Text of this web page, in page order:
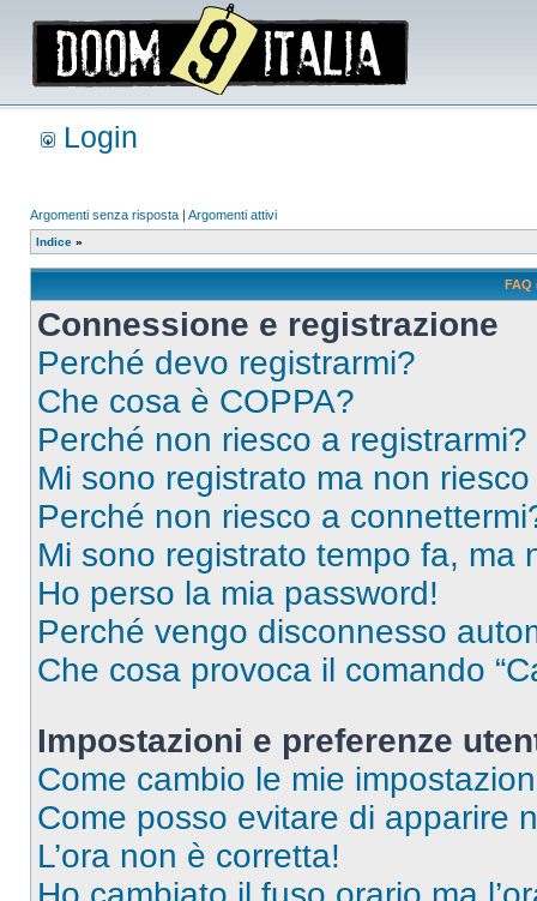
Login
Argomenti senza risposta | Argomenti attivi
Indice »
FAQ
Connessione e registrazione
Perché devo registrarmi?
Che cosa è COPPA?
Perché non riesco a registrarmi?
Mi sono registrato ma non
Perché non riesco a
Mi sono registrato tempo fa, ma
Ho perso la mia password!
Perché vengo disconnesso
Che cosa provoca il comando
Impostazioni e preferenze
Come cambio le mie
Come posso evitare di apparire
L’ora non è corretta!